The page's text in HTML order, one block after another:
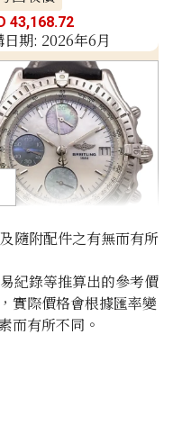
43,168.72
日期: 2026年6月
回收價
59,793.42
隨附配件之有無而有所
紀錄等推算出的參考價
實際價格會根據匯率變
而有所不同。